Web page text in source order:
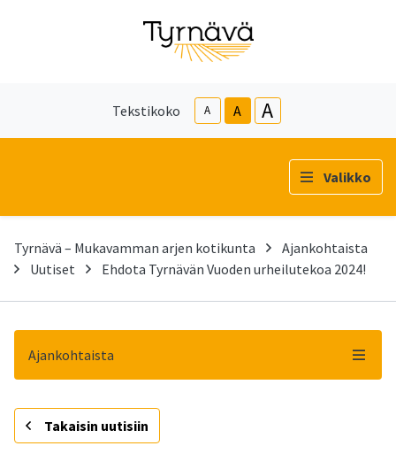
Tekstikoko A A A
Valikko
Tyrnävä – Mukavamman arjen kotikunta
Ajankohtaista
Uutiset
Ehdota Tyrnävän Vuoden urheilutekoa 2024!
Ajankohtaista
- Takaisin uutisiin